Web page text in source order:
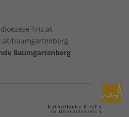
linz.at
baumgartenberg
Baumgartenberg